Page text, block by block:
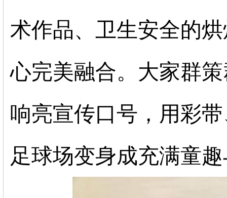
术作品、卫生安全的
心完美融合。大家群
响亮宣传口号，用彩
足球场变身成充满童